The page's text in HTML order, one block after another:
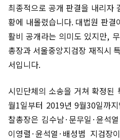
최종적으로 공개 판결을 내리자
황에 내몰렸습니다. 대법원 판
활비 공개라는 의미도 있지만,
총장과 서울중앙지검장 재직시
서입니다.
시민단체의 소송을 거쳐 확정
월1일부터 2019년 9월30일까
찰총장은 김수남·문무일·윤석
이영렬·윤석열·배성범 지검장